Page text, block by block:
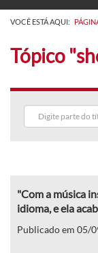
VOCÊ ESTÁ AQUI:
Tópico
"Com a música
idioma, e ela
Publicado em 05/